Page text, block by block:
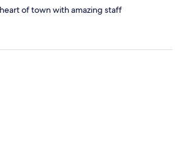
of town with amazing staff